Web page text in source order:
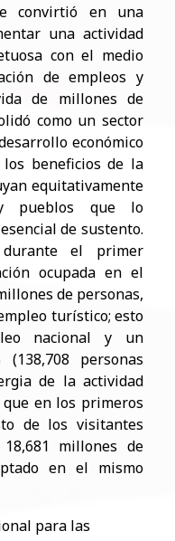
en una
una actividad
con el medio
de empleos y
de millones de
como un sector
económico
beneficios de la
equitativamente
pueblos que lo
de sustento.
el primer
ocupada en el
de personas,
turístico; esto
nacional y un
personas
de la actividad
en los primeros
de los visitantes
millones de
en el mismo
para las